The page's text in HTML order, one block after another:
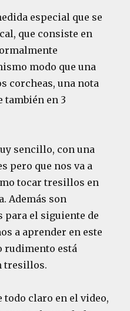
especial que se
que consiste en
modo que una
corcheas, una nota
también en 3
sencillo, con una
pero que nos va a
tocar tresillos en
Además son
el siguiente de
a aprender en este
rudimento está
tresillos.
todo claro en el video,